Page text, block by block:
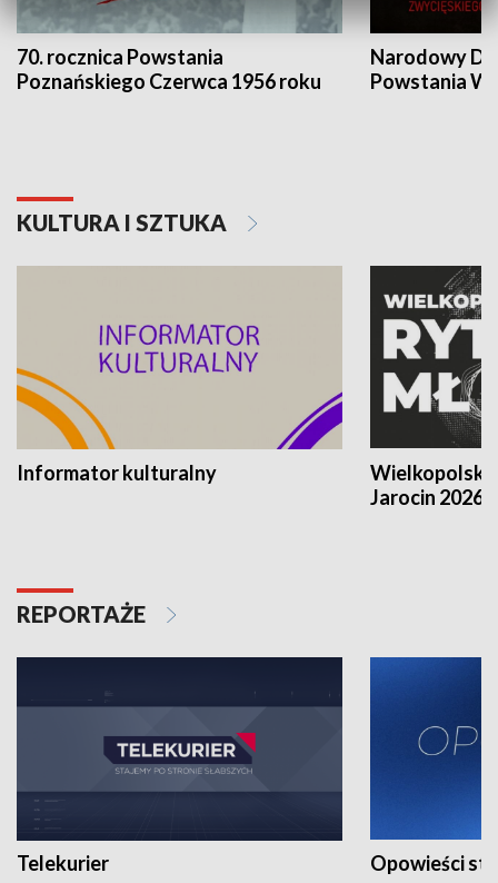
70. rocznica Powstania
Poznańskiego Czerwca 1956 roku
Narodowy
Powstania
KULTURA I SZTUKA
Informator kulturalny
Jarocin 2026
REPORTAŻE
Telekurier Opowieści